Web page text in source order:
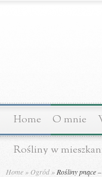
Home O mnie
Rośliny w
Home » Ogród » Rośliny pnące